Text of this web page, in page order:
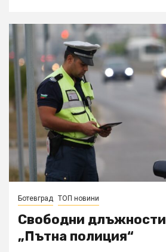
Ботевград ТОП новини
Свободни длъжности
„Пътна полиция“